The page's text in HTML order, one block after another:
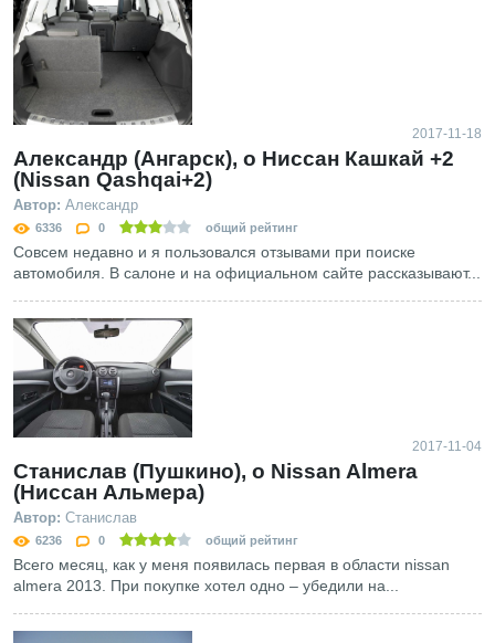
2017-11-18
Александр (Ангарск), о Ниссан Кашкай +2
(Nissan Qashqai+2)
Автор: Александр
6336 0 общий рейтинг
Совсем недавно и я пользовался отзывами при поиске
автомобиля. В салоне и на официальном сайте рассказывают...
2017-11-04
Станислав (Пушкино), о Nissan Almera
(Ниссан Альмера)
Автор: Станислав
6236 0 общий рейтинг
Всего месяц, как у меня появилась первая в области nissan
almera 2013. При покупке хотел одно – убедили на...